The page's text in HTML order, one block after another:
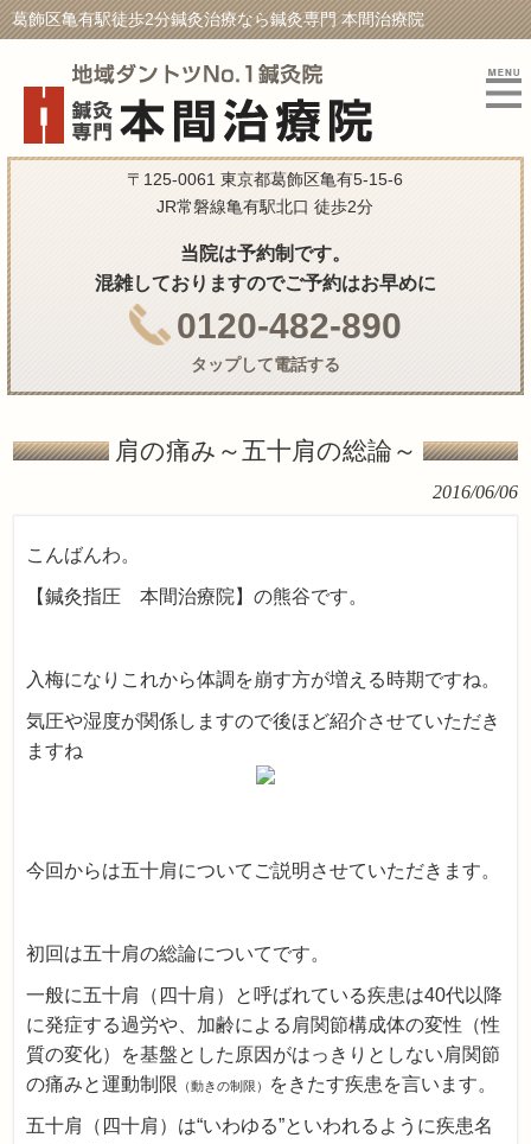
葛飾区亀有駅徒歩2分鍼灸治療なら鍼灸専門 本間治療院
〒125-0061 東京都葛飾区亀有5-15-6
JR常磐線亀有駅北口 徒歩2分
当院は予約制です。
混雑しておりますのでご予約はお早めに
0120-482-890
タップして電話する
肩の痛み～五十肩の総論～
2016/06/06
こんばんわ。
【鍼灸指圧 本間治療院】の熊谷です。
入梅になりこれから体調を崩す方が増える時期ですね。
気圧や湿度が関係しますので後ほど紹介させていただき
ますね
今回からは五十肩についてご説明させていただきます。
初回は五十肩の総論についてです。
一般に五十肩（四十肩）と呼ばれている疾患は40代以降
に発症する過労や、加齢による肩関節構成体の変性（性
質の変化）を基盤とした原因がはっきりとしない肩関節
の痛みと運動制限
（動きの制限） をきたす疾患を言います。
五十肩（四十肩）は“いわゆる”といわれるように疾患名